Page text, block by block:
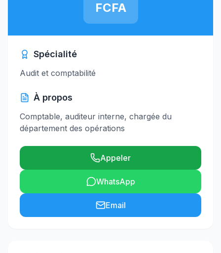
FCFA
Spécialité
Audit et comptabilité
À propos
Comptable, auditeur interne, chargée du
département des opérations
Appeler
WhatsApp
Email